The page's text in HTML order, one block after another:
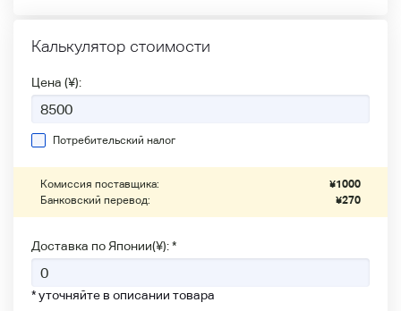
Калькулятор стоимости
Цена (¥):
Потребительский налог
Комиссия поставщика: ¥1000
Банковский перевод:
¥270
Доставка по Японии(¥): *
* уточняйте в описании товара